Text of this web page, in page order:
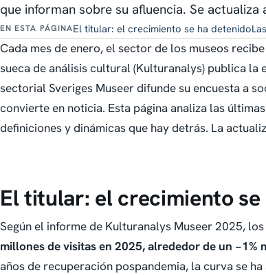
que informan sobre su afluencia. Se actualiza
EN ESTA PÁGINAEl titular: el crecimiento se ha detenido
Cada mes de enero, el sector de los museos
sueca de análisis cultural (Kulturanalys) publica
sectorial Sveriges Museer difunde su encuesta a
convierte en noticia. Esta página analiza las
definiciones y dinámicas que hay detrás. La
El titular: el crecimiento se
Según el informe de Kulturanalys Museer 2025,
millones de visitas en 2025, alrededor de un −1%
años de recuperación pospandemia, la curva se